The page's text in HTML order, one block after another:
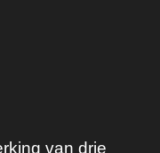
van drie